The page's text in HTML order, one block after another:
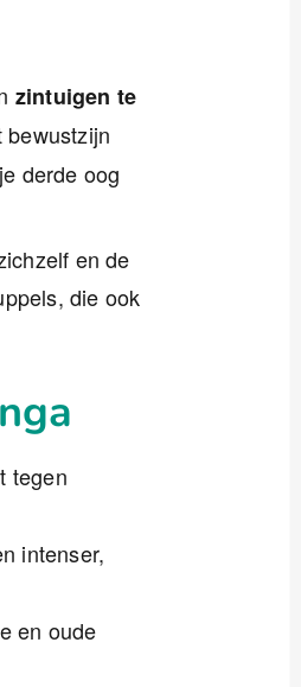
zintuigen te
bewustzijn
derde oog
en de
die ook
tegen
intenser,
en oude